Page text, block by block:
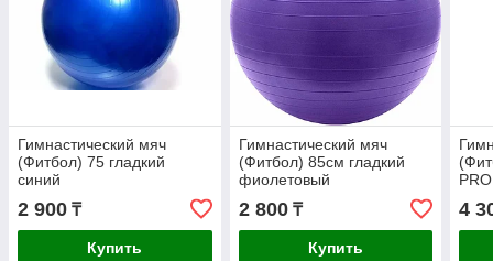
Гимнастический мяч
(Фитбол) 75 гладкий
синий
2 900 ₸
Купить
Гимнастический мяч
(Фитбол) 85см гладкий
фиолетовый
2 800₸
Купить
4